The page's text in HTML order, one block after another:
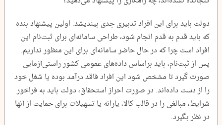
دولت باید برای این افراد تدبیری جدی بیندیشد. اولین پیشنهاد بنده
که باید قدم به قدم انجام شود، طراحی سامانه‌ای برای ثبت‌نام این
افراد است چرا که در حال حاضر سامانه‌ای برای این منظور نداریم.
پس از ثبت‌نام، باید براساس داده‌های عمومی کشور راستی‌آزمایی
صورت گیرد تا مشخص شود این افراد فاقد درآمد بوده یا شغل خود
را از دست داده‌اند. در صورت احراز استحقاق، دولت باید به فراخور
شرایط، مبالغی را در قالب کالا، یارانه یا تسهیلات برای حمایت از آنها
در نظر بگیرد.